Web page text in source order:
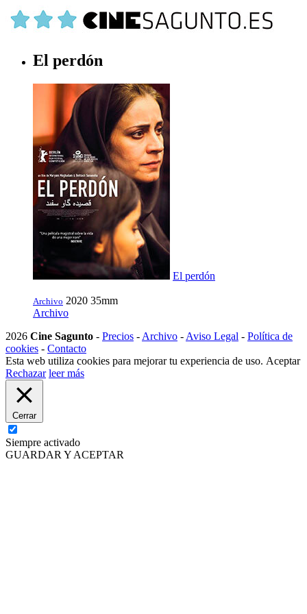
El perdón
El perdón
Archivo 2020 35mm
Archivo
2026 Cine Sagunto - Precios - Archivo - Aviso Legal - Política de
cookies - Contacto
Esta web utiliza cookies para mejorar tu experiencia de uso. Aceptar
Rechazar leer más
Cerrar
Siempre activado
GUARDAR Y ACEPTAR